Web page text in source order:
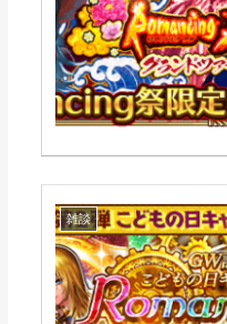
雑談